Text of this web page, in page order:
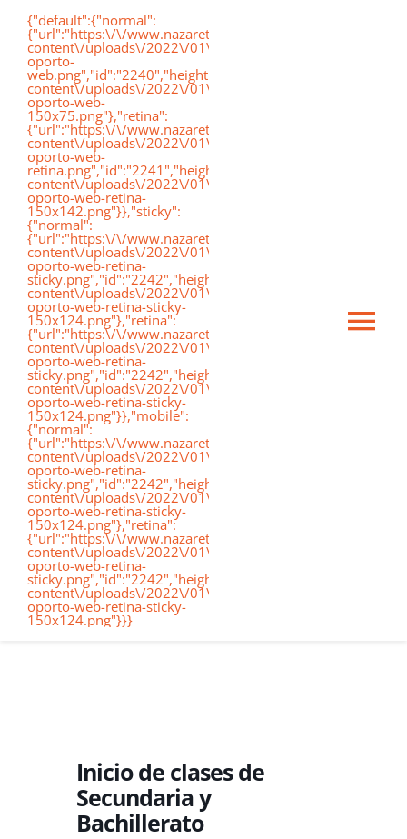
Saltar
contenido
{"default":{"normal":
{"url":"https:\/\/www.nazaretoporto.org\/wp-
content\/uploads\/2022\/01\/logo-
oporto-
content\/uploads\/2022\/01\/logo-
oporto-web-
150x75.png"},"retina":
{"url":"https:\/\/www.nazaretoporto.org\/wp-
content\/uploads\/2022\/01\/logo-
oporto-web-
content\/uploads\/2022\/01\/logo-
oporto-web-retina-
150x142.png"}},"sticky":
{"normal":
{"url":"https:\/\/www.nazaretoporto.org\/wp-
content\/uploads\/2022\/01\/logo-
oporto-web-retina-
content\/uploads\/2022\/01\/logo-
oporto-web-retina-sticky-
150x124.png"},"retina":
{"url":"https:\/\/www.nazaretoporto.org\/wp-
content\/uploads\/2022\/01\/logo-
oporto-web-retina-
content\/uploads\/2022\/01\/logo-
oporto-web-retina-sticky-
150x124.png"}},"mobile":
{"normal":
{"url":"https:\/\/www.nazaretoporto.org\/wp-
content\/uploads\/2022\/01\/logo-
oporto-web-retina-
content\/uploads\/2022\/01\/logo-
oporto-web-retina-sticky-
150x124.png"},"retina":
{"url":"https:\/\/www.nazaretoporto.org\/wp-
content\/uploads\/2022\/01\/logo-
oporto-web-retina-
content\/uploads\/2022\/01\/logo-
oporto-web-retina-sticky-
150x124.png"}}}
Inicio
Conócenos
Etapas educativas
Nuestro Cole
Inicio de clases de
Secundaria y
Bachillerato